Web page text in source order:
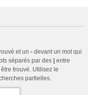
et un - devant un mot qui
séparés par des | entre
trouvé. Utilisez le
partielles.